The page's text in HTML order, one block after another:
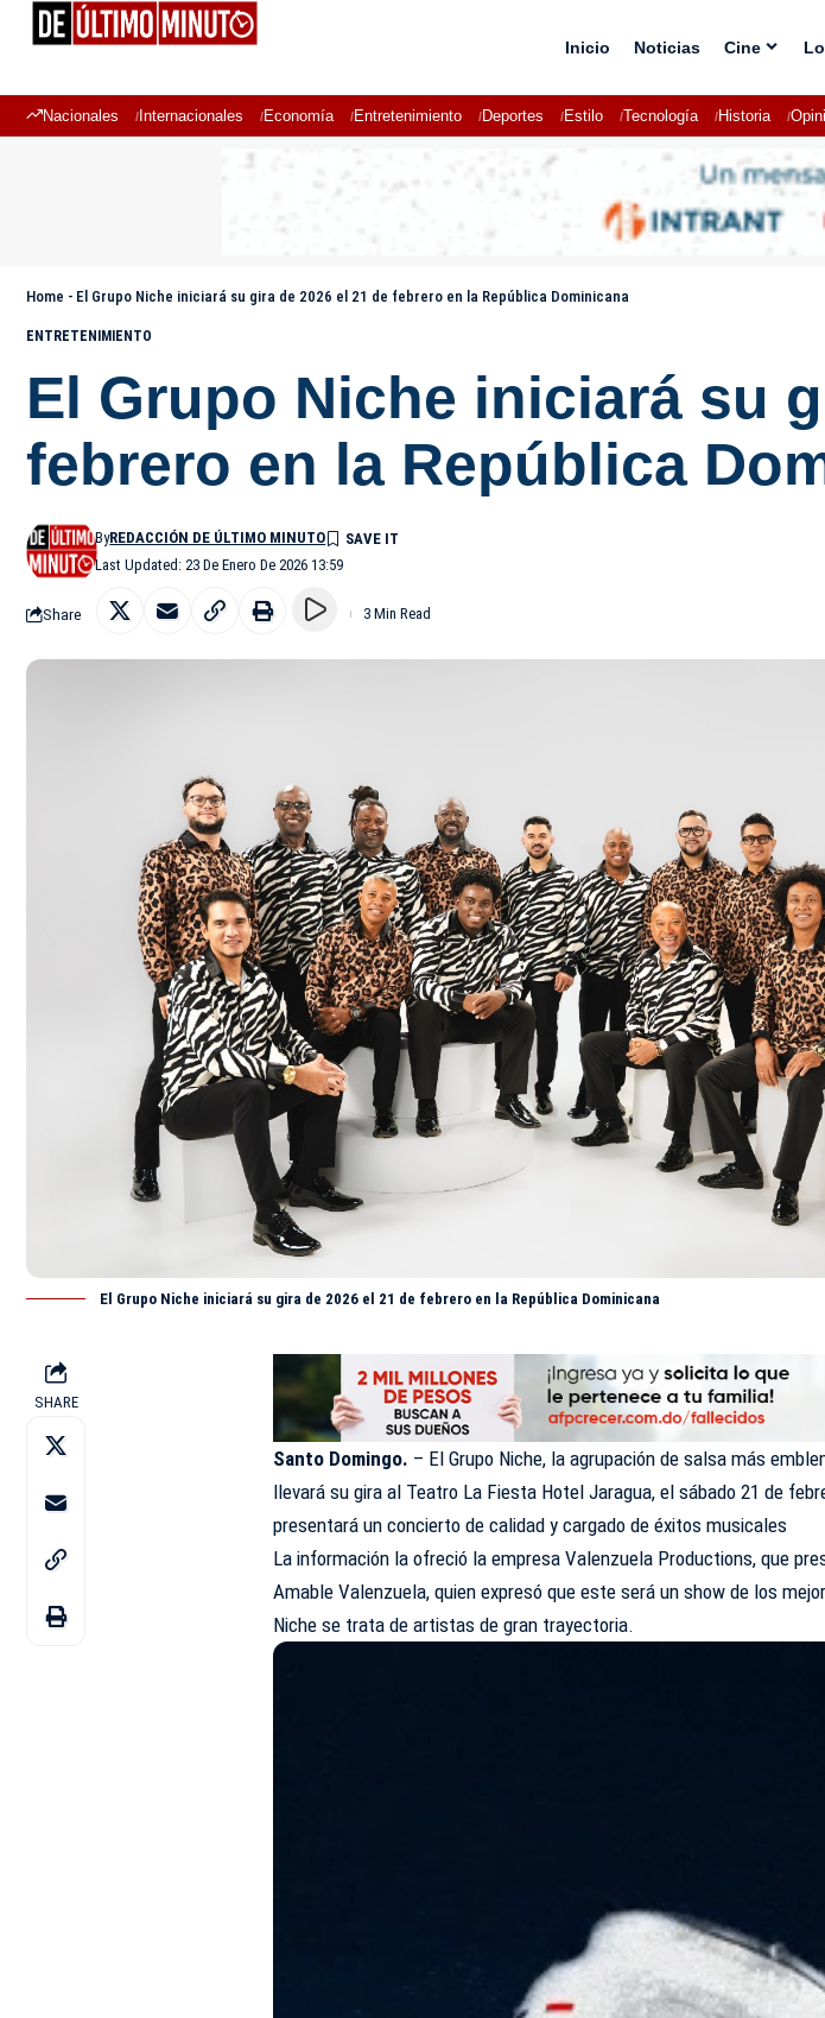
Inicio Noticias Cine
Nacionales Internacionales Economía Entretenimiento Deportes Estilo Tecnología Historia
Home - El Grupo Niche iniciará su gira de 2026 el 21 de febrero en la República Dominicana
ENTRETENIMIENTO
El Grupo Niche iniciará su
febrero en la República
Last Updated: 23 De Enero De 2026 13:59
ByREDACCIÓN DE ÚLTIMO MINUTO
Share 3 Min Read
El Grupo Niche iniciará su gira de 2026 el 21 de febrero en la República Dominicana
SHARE
Santo Domingo. – El Grupo Niche, la agrupación de salsa más
llevará su gira al Teatro La Fiesta Hotel Jaragua, el sábado 21 de
presentará un concierto de calidad y cargado de éxitos musicales
La información la ofreció la empresa Valenzuela Productions, que
Amable Valenzuela, quien expresó que este será un show de los
Niche se trata de artistas de gran trayectoria.